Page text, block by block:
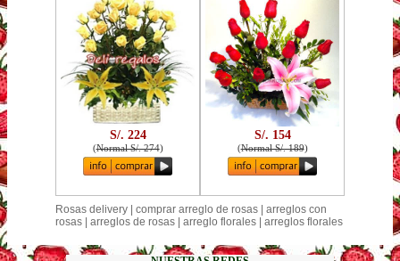
S/. 224
(Normal S/. 274)
S/. 154
(Normal S/. 189)
Rosas delivery | comprar arreglo de rosas | arreglos con
rosas | arreglos de rosas | arreglo florales | arreglos florales